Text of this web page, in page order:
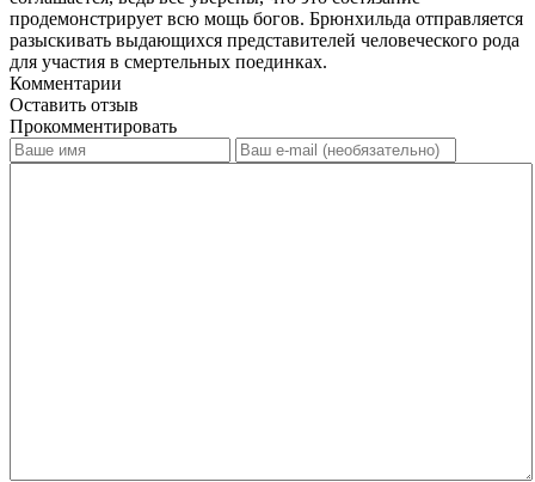
продемонстрирует всю мощь богов. Брюнхильда отправляется
разыскивать выдающихся представителей человеческого рода
для участия в смертельных поединках.
Комментарии
Оставить отзыв
Прокомментировать